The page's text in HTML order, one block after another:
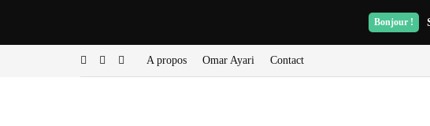
Bonjour !
A propos Omar Ayari Contact